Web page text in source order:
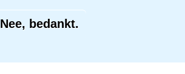
Nee, bedankt.